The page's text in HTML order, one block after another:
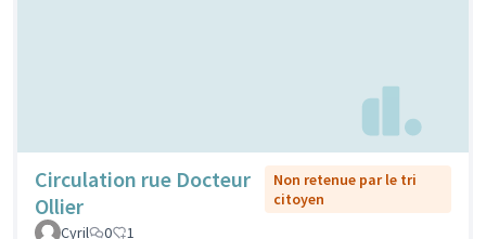
Circulation rue Docteur
Ollier
Non retenue par le tri
citoyen
Cyril
0 1